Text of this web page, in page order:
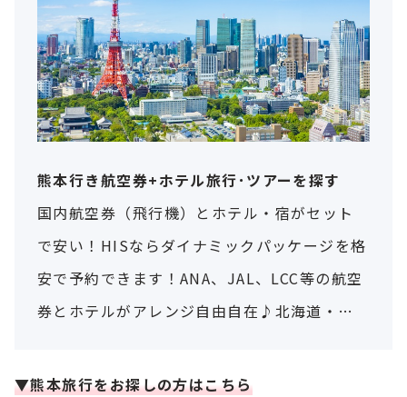
熊本行き航空券+ホテル旅行･ツアーを探す
国内航空券（飛行機）とホテル・宿がセット
で安い！HISならダイナミックパッケージを格
安で予約できます！ANA、JAL、LCC等の航空
券とホテルがアレンジ自由自在♪北海道・沖
すめ！
▼熊本旅行をお探しの方はこちら